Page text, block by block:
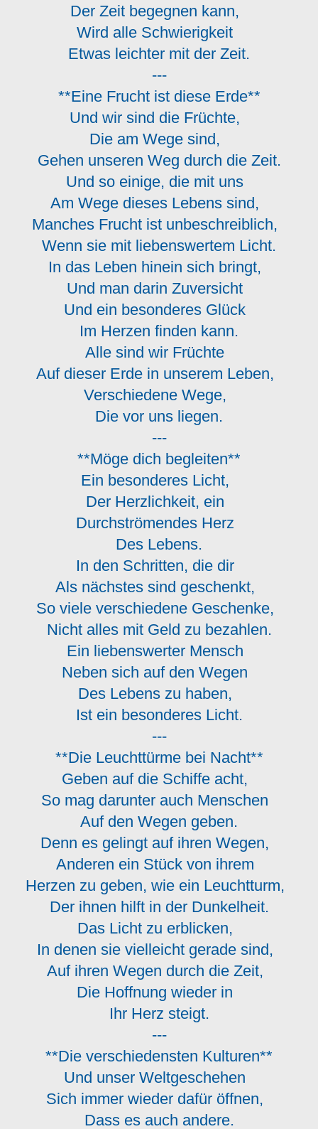
Der Zeit begegnen kann,
Wird alle Schwierigkeit
Etwas leichter mit der Zeit.
---
**Eine Frucht ist diese Erde**
Und wir sind die Früchte,
Die am Wege sind,
Gehen unseren Weg durch die Zeit.
Und so einige, die mit uns
Am Wege dieses Lebens sind,
Manches Frucht ist unbeschreiblich,
Wenn sie mit liebenswertem Licht.
In das Leben hinein sich bringt,
Und man darin Zuversicht
Und ein besonderes Glück
Im Herzen finden kann.
Alle sind wir Früchte
Auf dieser Erde in unserem Leben,
Verschiedene Wege,
Die vor uns liegen.
---
**Möge dich begleiten**
Ein besonderes Licht,
Der Herzlichkeit, ein
Durchströmendes Herz
Des Lebens.
In den Schritten, die dir
Als nächstes sind geschenkt,
So viele verschiedene Geschenke,
Nicht alles mit Geld zu bezahlen.
Ein liebenswerter Mensch
Neben sich auf den Wegen
Des Lebens zu haben,
Ist ein besonderes Licht.
---
**Die Leuchttürme bei Nacht**
Geben auf die Schiffe acht,
So mag darunter auch Menschen
Auf den Wegen geben.
Denn es gelingt auf ihren Wegen,
Anderen ein Stück von ihrem
Herzen zu geben, wie ein Leuchtturm,
Der ihnen hilft in der Dunkelheit.
Das Licht zu erblicken,
In denen sie vielleicht gerade sind,
Auf ihren Wegen durch die Zeit,
Die Hoffnung wieder in
Ihr Herz steigt.
---
**Die verschiedensten Kulturen**
Und unser Weltgeschehen
Sich immer wieder dafür öffnen,
Dass es auch andere.